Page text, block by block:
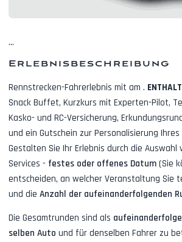
...
Erlebnisbeschreibung
Rennstrecken-Fahrerlebnis mit am .
Snack Buffet, Kurzkurs mit Experten-Pilot,
Kasko- und RC-Versicherung,
und ein Gutschein zur Personalisierung Ihres
Gestalten Sie Ihr Erlebnis durch die Auswahl
Services - festes oder offenes Datum (Sie
entscheiden, an welcher Veranstaltung Sie
und die Anzahl der aufeinanderfolgenden
Die Gesamtrunden sind als
selben Auto und für denselben Fahrer zu